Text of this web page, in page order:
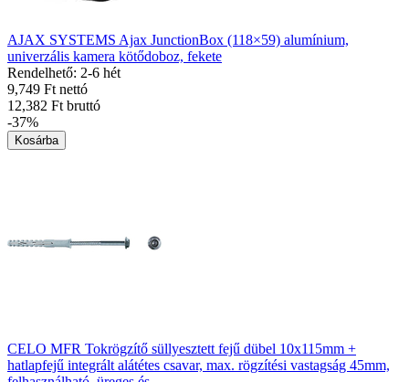
AJAX SYSTEMS Ajax JunctionBox (118×59) alumínium,
univerzális kamera kötődoboz, fekete
Rendelhető: 2-6 hét
9,749 Ft nettó
12,382 Ft bruttó
-37%
Kosárba
CELO MFR Tokrögzítő süllyesztett fejű dübel 10x115mm +
hatlapfejű integrált alátétes csavar, max. rögzítési vastagság 45mm,